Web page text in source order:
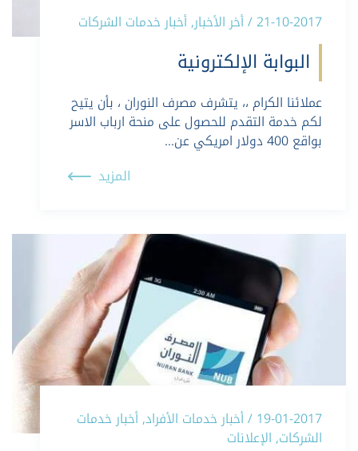
21-10-2017 / أخر الأخبار, أخبار خدمات الشركات
البوابة الإلكترونية
عملائنا الكرام ،، يتشرف مصرف النوران ، بأن يتيح
لكم خدمة التقدم للحصول على منحة ارباب الاسر
بواقع 400 دولار امريكي عن…
المزيد
19-01-2017 / أخبار خدمات الأفراد, أخبار خدمات
الشركات, الإعلانات